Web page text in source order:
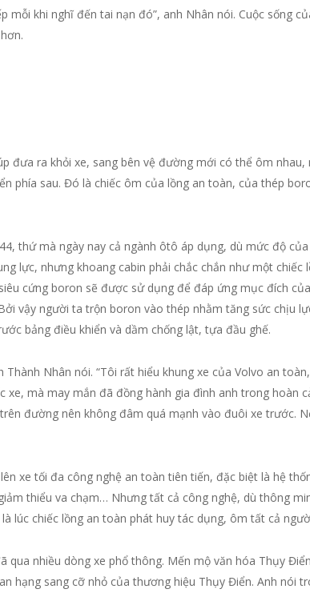
mỗi khi nghĩ đến tai nạn đó”, anh Nhân nói. Cuộc sống
đưa ra khỏi xe, sang bên vệ đường mới có thể ôm
phía sau. Đó là chiếc ôm của lồng an toàn, của thép
thứ mà ngày nay cả ngành ôtô áp dụng, dù mức độ
lực, nhưng khoang cabin phải chắc chắn như một
cứng boron sẽ được sử dụng để đáp ứng mục đích
vậy người ta trộn boron vào thép nhằm tăng sức chịu
bảng điều khiển và dầm chống lật, tựa đầu ghế.
Nhân nói. “Tôi rất hiểu khung xe của Volvo an
xe, mà may mắn đã đồng hành gia đình anh trong hoàn
đường nên không đâm quá mạnh vào đuôi xe trước.
xe tối đa công nghệ an toàn tiên tiến, đặc biệt là hệ
thiểu va chạm… Nhưng tất cả công nghệ, dù thông
lúc chiếc lồng an toàn phát huy tác dụng, ôm tất cả
qua nhiều dòng xe phổ thông. Mến mộ văn hóa Thụy
hạng sang cỡ nhỏ của thương hiệu Thụy Điển. Anh nói